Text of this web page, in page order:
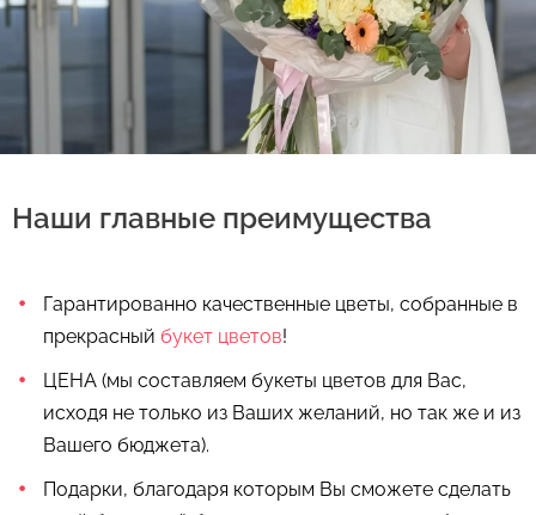
Наши главные преимущества
Гарантированно качественные цветы, собранные в
прекрасный букет цветов!
ЦЕНА (мы составляем букеты цветов для Вас,
исходя не только из Ваших желаний, но так же и из
Вашего бюджета).
Подарки, благодаря которым Вы сможете сделать
Выберите дату доставки
Спасибо, мы свяжемся с Вами в
ближайшее время
Контакты
+375 (17) 388-61-92
+375 (33) 362-91-92